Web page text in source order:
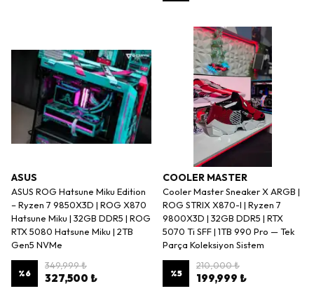
ASUS
ASUS ROG Hatsune Miku Edition
– Ryzen 7 9850X3D | ROG X870
Hatsune Miku | 32GB DDR5 | ROG
RTX 5080 Hatsune Miku | 2TB
Gen5 NVMe
%6
349,999 ₺
327,500 ₺
COOLER MASTER
Cooler Master Sneaker X ARGB |
ROG STRIX X870-I | Ryzen 7
9800X3D | 32GB DDR5 | RTX
5070 Ti SFF | 1TB 990 Pro — Tek
Parça Koleksiyon Sistem
%5
210,000 ₺
199,999 ₺